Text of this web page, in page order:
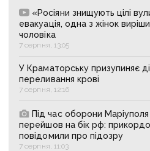
«Росіяни знищують цілі
евакуація, одна з жінок
чоловіка
7 серпня, 13:05
У Краматорську призупиняє
переливання крові
7 серпня, 12:16
Під час оборони
перейшов на бік рф:
повідомили про підозру
7 серпня, 11:03